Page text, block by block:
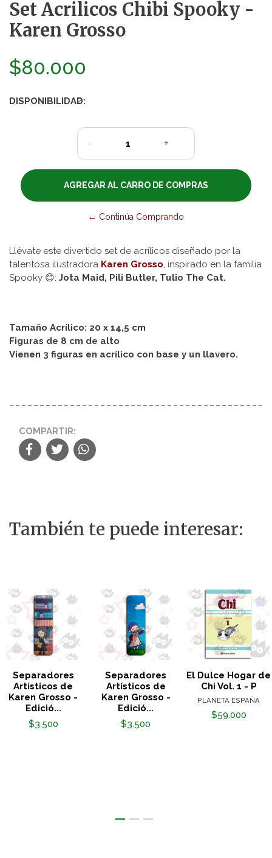
Set Acrilicos Chibi Spooky -
Karen Grosso
$80.000
DISPONIBILIDAD:
2
- +
← Continúa Comprando
Llévate este divertido set de acrílicos diseñado por la
talentosa ilustradora Karen Grosso, inspirado en la familia
Spooky 😊: Jota Maid, Pili Butler, Tulio The Cat.
Tamaño Acrílico: 20 x 14,5 cm
Figuras de 8 cm de alto
Vienen 3 figuras en acrílico con base y un llavero.
COMPARTIR:
También te puede interesar:
Separadores
Artísticos de
Karen Grosso -
Edició...
$3.500
Separadores
Artísticos de
Karen Grosso -
Edició...
$3.500
El Dulce Hogar de
Chi Vol. 1 - P
PLANETA ESPAÑA
$59.000